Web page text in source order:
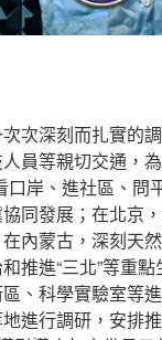
次深刻而扎實的
員等親切交通，
岸、進社區、
同發展；在北京
內蒙古，深刻天
推進“三北”等重
、科學實驗室等
進行調研，安